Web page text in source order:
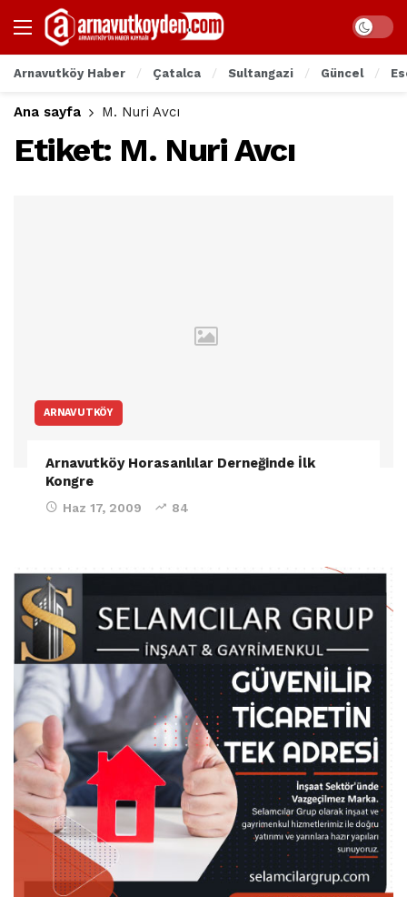
Arnavutköy Haber Çatalca Sultangazi Güncel
Ana sayfa M. Nuri Avcı
Etiket: M. Nuri Avcı
ARNAVUTKÖY
Arnavutköy Horasanlılar Derneğinde İlk
Kongre
Haz 17, 2009 84